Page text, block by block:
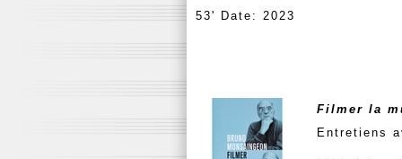
53' Date: 2023
Filmer la
Entretiens